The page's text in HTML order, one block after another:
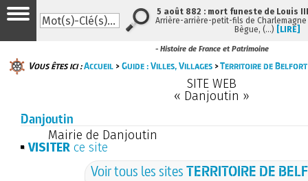
- Histoire de France et Patrimoine
Vous êtes ici :Accueil >Guide : Villes, Villages >Territoire de Belfort
SITE WEB
« Danjoutin »
Danjoutin
Mairie de Danjoutin
VISITER ce site
Voir tous les sitesTERRITOIRE DE
5 août 882 : mort funeste de Louis
Arrière-arrière-petit-fils de
Bègue, (…) [LIRE]